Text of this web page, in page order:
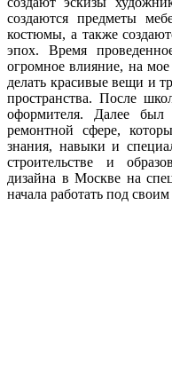
создаются предметы
костюмы, а также
эпох. Время
огромное влияние, на
делать красивые вещи и
пространства. После
оформителя. Далее
ремонтной сфере,
знания, навыки и
строительстве и
дизайна в Москве на
начала работать под